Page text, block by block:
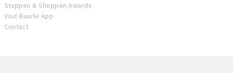
Stappen & Shoppen Awards
Visit Baarle App
Contact